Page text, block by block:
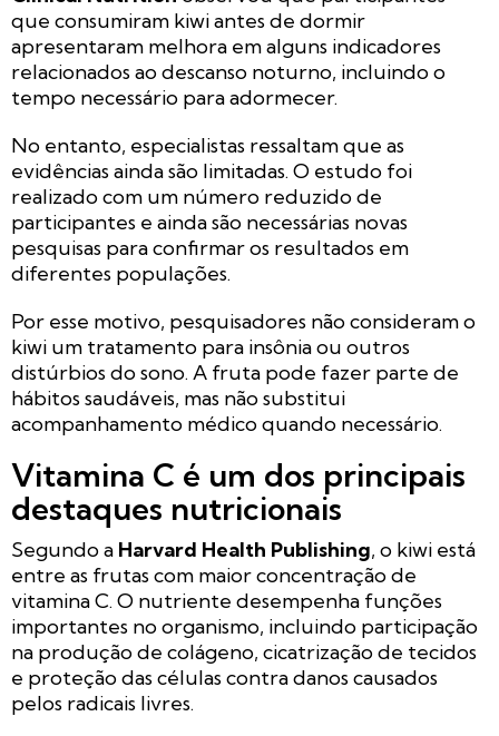
que consumiram kiwi antes de dormir
apresentaram melhora em alguns indicadores
relacionados ao descanso noturno, incluindo o
tempo necessário para adormecer.
No entanto, especialistas ressaltam que as
evidências ainda são limitadas. O estudo foi
realizado com um número reduzido de
participantes e ainda são necessárias novas
pesquisas para confirmar os resultados em
diferentes populações.
Por esse motivo, pesquisadores não consideram o
kiwi um tratamento para insônia ou outros
distúrbios do sono. A fruta pode fazer parte de
hábitos saudáveis, mas não substitui
acompanhamento médico quando necessário.
Vitamina C é um dos principais
destaques nutricionais
Segundo a Harvard Health Publishing, o kiwi está
entre as frutas com maior concentração de
vitamina C. O nutriente desempenha funções
importantes no organismo, incluindo participação
na produção de colágeno, cicatrização de tecidos
e proteção das células contra danos causados
pelos radicais livres.